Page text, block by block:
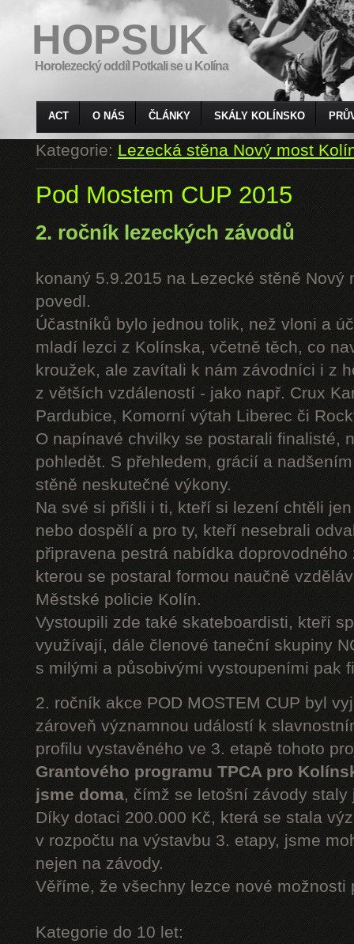
HOPSUK
Horolezecký oddíl Potkali se u Kolína
ACT O NÁS ČLÁNKY SKÁLY KOLÍNSKO
Kategorie:Lezecká stěna Nový most
Pod Mostem CUP 2015
2. ročník lezeckých závodů
konaný 5.9.2015 na Lezecké stěně Nový
povedl.
Účastníků bylo jednou tolik, než vloni a
mladí lezci z Kolínska, včetně těch, co
kroužek, ale zavítali k nám závodníci i z
z větších vzdáleností - jako např. Crux
Pardubice, Komorní výtah Liberec či
O napínavé chvilky se postarali finalisté,
pohledět. S přehledem, grácií a
stěně neskutečné výkony.
Na své si přišli i ti, kteří si lezení chtěli
nebo dospělí a pro ty, kteří nesebrali
připravena pestrá nabídka
kterou se postaral formou naučně
Městské policie Kolín.
Vystoupili zde také skateboardisti, kteří
využívají, dále členové taneční skupiny
s milými a působivými vystoupeními pak
2. ročník akce POD MOSTEM CUP byl
zároveň významnou událostí k
profilu vystavěného ve 3. etapě tohoto
Grantového programu TPCA pro
jsme doma, čímž se letošní závody
Díky dotaci 200.000 Kč, která se stala
v rozpočtu na výstavbu 3. etapy, jsme
nejen na závody.
Věříme, že všechny lezce nové možnosti
Kategorie do 10 let: